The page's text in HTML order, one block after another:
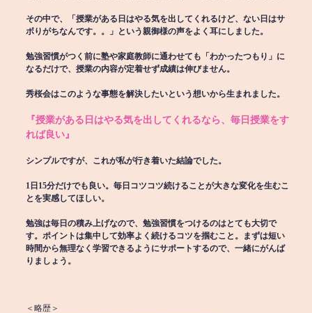
その中で、「授業がある日はやる気を出してくれるけど、ない日はサ
ボりがちなんです。。」という親御様の声をよく耳にしました。
勉強習慣がつく前に塾や家庭教師に通わせても「わかったつもり」に
なるだけで、授業の内容が定着せず成績は伸びません。
秀桜会はこのような事態を解決したいという想いから生まれました。
『授業がある日はやる気を出してくれるなら、毎日授業をす
れば良い』
シンプルですが、これが私が行き着いた結論でした。
1日15分だけでも良い。毎日コツコツ続けることが大きな変化を生むこ
とを実感してほしい。
勉強は毎日の積み上げなので、勉強習慣をつけるのはとても大切で
す。ポイントは集中して効率よく続けるコツを掴むこと。まずは短い
時間から無理なく学習できるようにサポートするので、一緒にがんば
りましょう。
＜略歴＞